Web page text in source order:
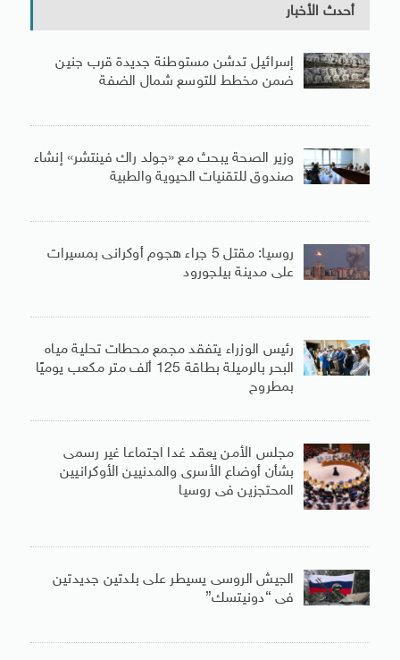
أحدث الأخبار
إسرائيل تدشن مستوطنة جديدة قرب جنين
ضمن مخطط للتوسع شمال الضفة
وزير الصحة يبحث مع «جولد راك فينتشر» إنشاء
صندوق للتقنيات الحيوية والطبية
روسيا: مقتل 5 جراء هجوم أوكرانى بمسيرات
على مدينة بيلجورود
رئيس الوزراء يتفقد مجمع محطات تحلية مياه
البحر بالرميلة بطاقة 125 ألف متر مكعب يوميًا
بمطروح
مجلس الأمن يعقد غدا اجتماعا غير رسمى
بشأن أوضاع الأسرى والمدنيين الأوكرانيين
المحتجزين فى روسيا
الجيش الروسى يسيطر على بلدتين جديدتين
فى “دونيتسك”